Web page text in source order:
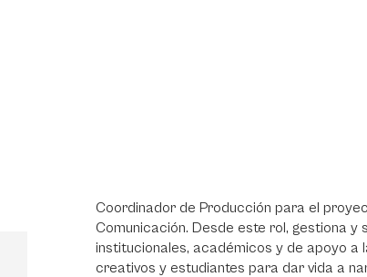
Coordinador de Producción para el
Comunicación. Desde este rol, gestiona
institucionales, académicos y de apoyo a
creativos y estudiantes para dar vida a